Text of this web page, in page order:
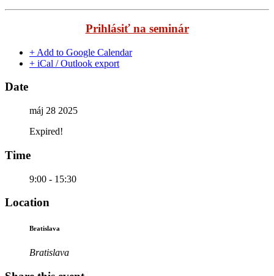
Prihlásiť na seminár
+ Add to Google Calendar
+ iCal / Outlook export
Date
máj 28 2025
Expired!
Time
9:00 - 15:30
Location
Bratislava
Bratislava